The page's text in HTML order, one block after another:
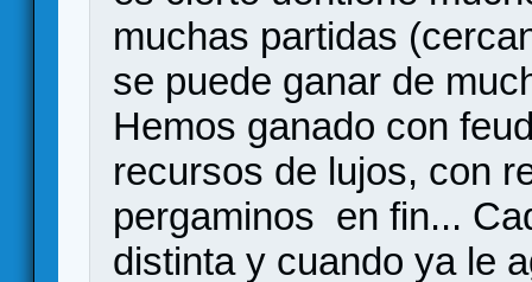
muchas partidas
se puede ganar de
Hemos ganado con
recursos de lujos, con
pergaminos en fin...
distinta y cuando ya le